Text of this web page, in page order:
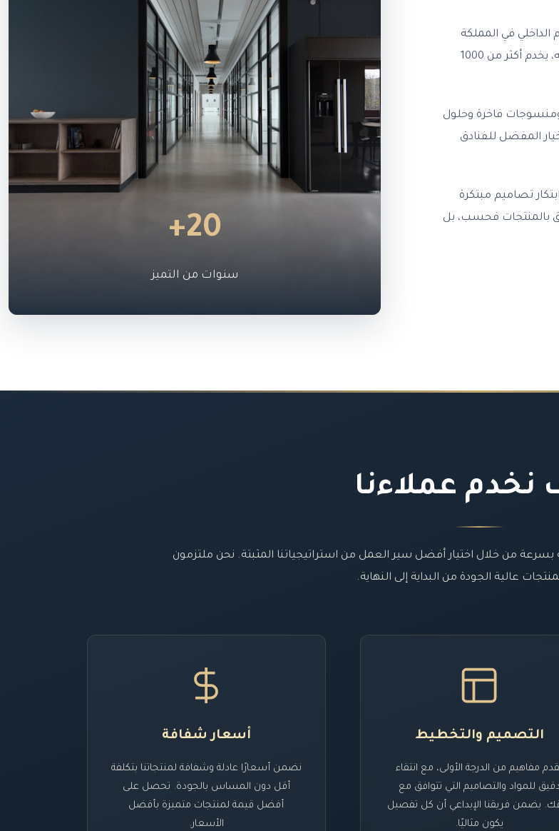
في المملكة
العربية السعودية. ما بدأ كموزع جملة صغير نما ليصبح اسمًا موثوقًا به، يخدم أكثر من 1000
ومنسوجات فاخرة وحلول
المفضل للفنادق
تصاميم مبتكرة
بالمنتجات فحسب، بل
20+
سنوات من التميز
نخدم عملاءنا
من خلال اختيار أفضل سير العمل من استراتيجياتنا المثبتة. نحن ملتزمون
عالية الجودة من البداية إلى النهاية.
التصميم والتخطيط
مفاهيم من الدرجة الأولى، مع انتقاء
دقيق للمواد والتصاميم التي تتوافق مع
يضمن فريقنا الإبداعي أن كل تفصيل
يكون مثاليًا.
أسعار شفافة
نضمن أسعارًا عادلة وشفافة لمنتجاتنا بتكلفة
أقل دون المساس بالجودة. تحصل على
أفضل قيمة لمنتجات متميزة بأفضل
الأسعار.